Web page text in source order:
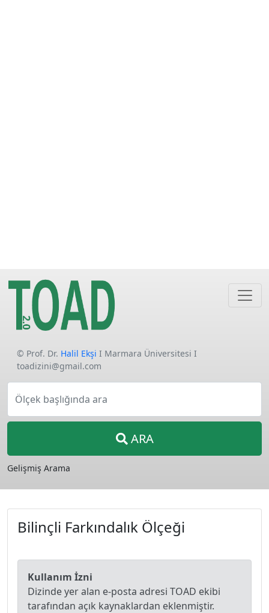
© Prof. Dr. Halil Ekşi I Marmara Üniversitesi I
toadizini@gmail.com
Ölçek başlığında ara
ARA
Gelişmiş Arama
Bilinçli Farkındalık Ölçeği
Kullanım İzni
Dizinde yer alan e-posta adresi TOAD ekibi
tarafından açık kaynaklardan eklenmiştir.